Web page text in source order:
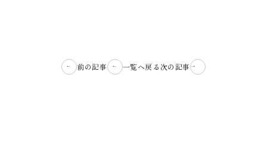
前の記事 一覧へ戻る次の記事